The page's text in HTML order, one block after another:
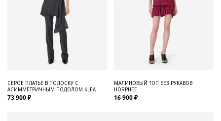
СЕРОЕ ПЛАТЬЕ В ПОЛОСКУ С
АСИММЕТРИЧНЫМ ПОДОЛОМ KLEA
73 900 ₽
МАЛИНОВЫЙ ТОП БЕЗ РУКАВОВ
HORPHEE
16 900 ₽